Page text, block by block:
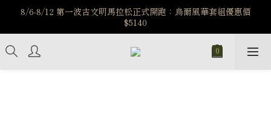
️8/6-8/12 第一波古文明馬拉松正式開跑：烏爾風華套組優惠價
$5140
️8/6-8/12 第一波古文明馬拉松正式開跑：烏爾風華套組優惠價
$5140
7/15-8/25 神秘星象學系列｜獅子座時區 項鍊 X 戒指 X 手鍊 享福
利